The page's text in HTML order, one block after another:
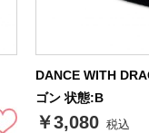
DANCE WITH
ゴン 状態:B
￥3,080 税込